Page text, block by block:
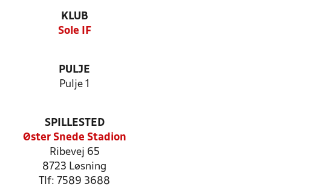
KLUB
Sole IF
PULJE
Pulje 1
SPILLESTED
Øster Snede Stadion
Ribevej 65
8723 Løsning
Tlf: 7589 3688